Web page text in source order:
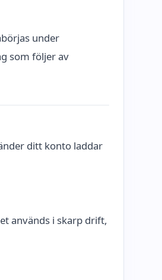
under
som följer av
ditt konto laddar
används i skarp drift,